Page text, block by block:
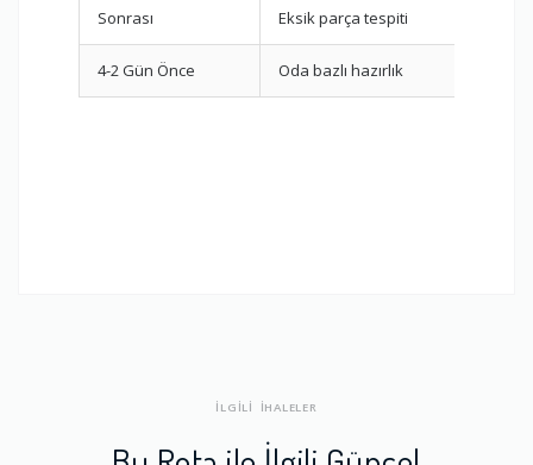
Sonrası Eksik parça tespiti
4-2 Gün Önce Oda bazlı hazırlık
İLGİLİ İHALELER